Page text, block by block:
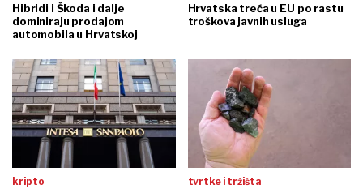
Hibridi i Škoda i dalje
dominiraju prodajom
automobila u Hrvatskoj
Hrvatska treća u EU po rastu
troškova javnih usluga
kripto tvrtke i tržišta